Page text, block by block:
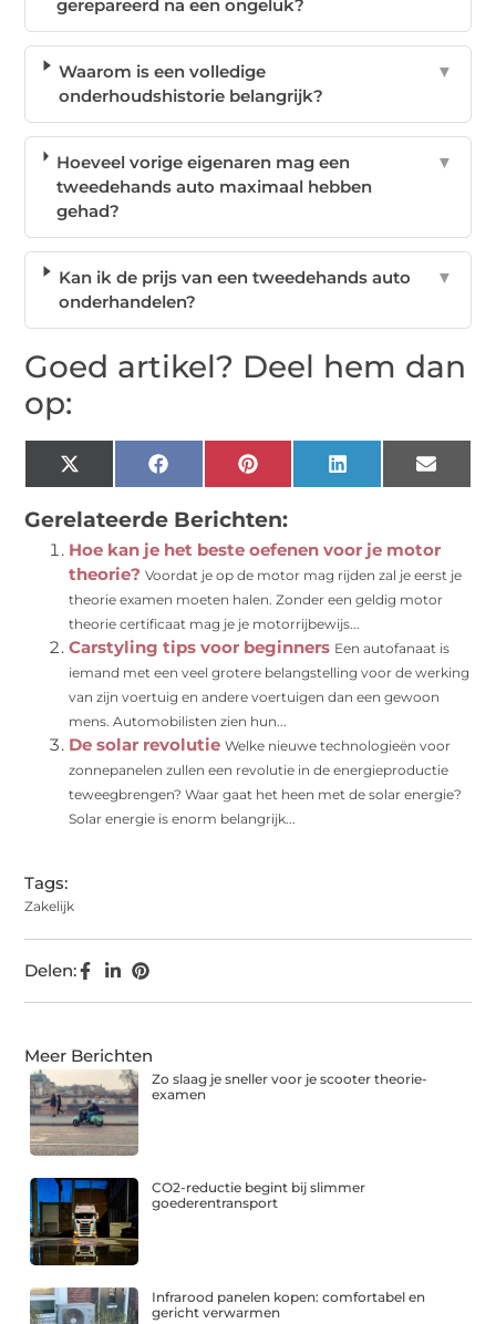
gerepareerd na een ongeluk?
Waarom is een volledige
onderhoudshistorie belangrijk?
▼
Hoeveel vorige eigenaren mag een
tweedehands auto maximaal hebben
gehad?
▼
Kan ik de prijs van een tweedehands auto
onderhandelen?
▼
Goed artikel? Deel hem dan
op:
X
(Twitter)
Facebook Pinterest LinkedIn Email
Gerelateerde Berichten:
Hoe kan je het beste oefenen voor je motor
theorie? Voordat je op de motor mag rijden zal je eerst je
theorie examen moeten halen. Zonder een geldig motor
theorie certificaat mag je je motorrijbewijs...
Carstyling tips voor beginners Een autofanaat is
iemand met een veel grotere belangstelling voor de werking
van zijn voertuig en andere voertuigen dan een gewoon
mens. Automobilisten zien hun...
De solar revolutie Welke nieuwe technologieën voor
zonnepanelen zullen een revolutie in de energieproductie
teweegbrengen? Waar gaat het heen met de solar energie?
Solar energie is enorm belangrijk...
Tags:
Zakelijk
Delen:
Meer Berichten
Zo slaag je sneller voor je scooter theorie-
examen
CO2-reductie begint bij slimmer
goederentransport
Infrarood panelen kopen: comfortabel en
gericht verwarmen